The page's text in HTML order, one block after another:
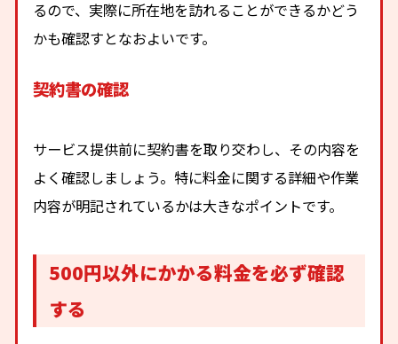
るので、実際に所在地を訪れることができるかどう
かも確認すとなおよいです。
契約書の確認
サービス提供前に契約書を取り交わし、その内容を
よく確認しましょう。特に料金に関する詳細や作業
内容が明記されているかは大きなポイントです。
500円以外にかかる料金を必ず確認
する